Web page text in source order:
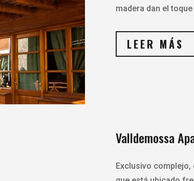
madera dan el
LEER MÁS
Valldemossa
Exclusivo complejo,